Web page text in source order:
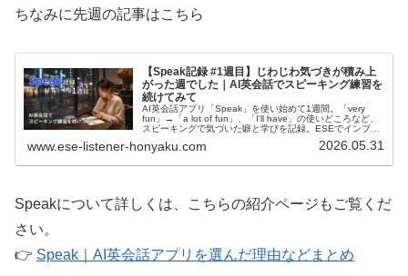
ちなみに先週の記事はこちら
【Speak記録 #1週目】じわじわ気づきが積み上
がった週でした｜AI英会話でスピーキング練習を
続けてみて
AI英会話アプリ「Speak」を使い始めて1週間。「very
fun」→「a lot of fun」、「I'll have」の使いどころなど、
スピーキングで気づいた癖と学びを記録。ESEでインプッ
www.ese-listener-honyaku.com 2026.05.31
Speakについて詳しくは、こちらの紹介ページもご覧くだ
さい。
👉 Speak｜AI英会話アプリを選んだ理由などまとめ